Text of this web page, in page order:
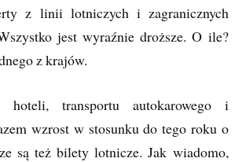
z linii lotniczych i zagranicznych
jest wyraźnie droższe. O ile?
z krajów.
hoteli, transportu autokarowego i
wzrost w stosunku do tego roku o
są też bilety lotnicze. Jak wiadomo,